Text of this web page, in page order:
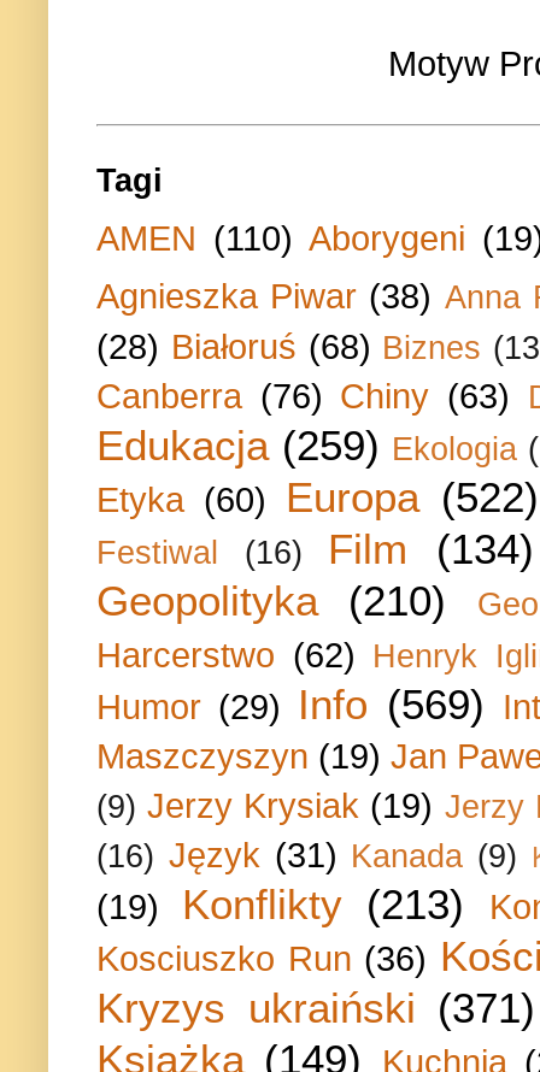
Motyw
Tagi
AMEN (110) Aborygeni
Agnieszka Piwar (38) Anna
(28) Białoruś (68) Biznes
Canberra (76) Chiny (63)
Edukacja (259) Ekologia
Etyka (60) Europa (522)
Festiwal (16) Film
(134)
Geopolityka
(210)
Harcerstwo (62) Henryk
Humor (29) Info (569)
Maszczyszyn (19) Jan
(9) Jerzy Krysiak (19) Jerzy
(16) Język (31) Kanada (9)
(19) Konflikty (213)
Kosciuszko Run (36)
Kryzys ukraiński (371)
Książka (149) Kuchnia